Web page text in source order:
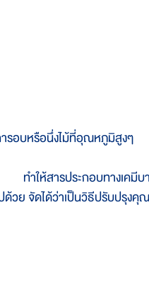
รอบหรือนึ่งไม้ที่อุณหภูมิสูงๆ
ทำให้สารประกอบทางเคมีบา
ด้วย จัดได้ว่าเป็นวิธีปรับปรุง